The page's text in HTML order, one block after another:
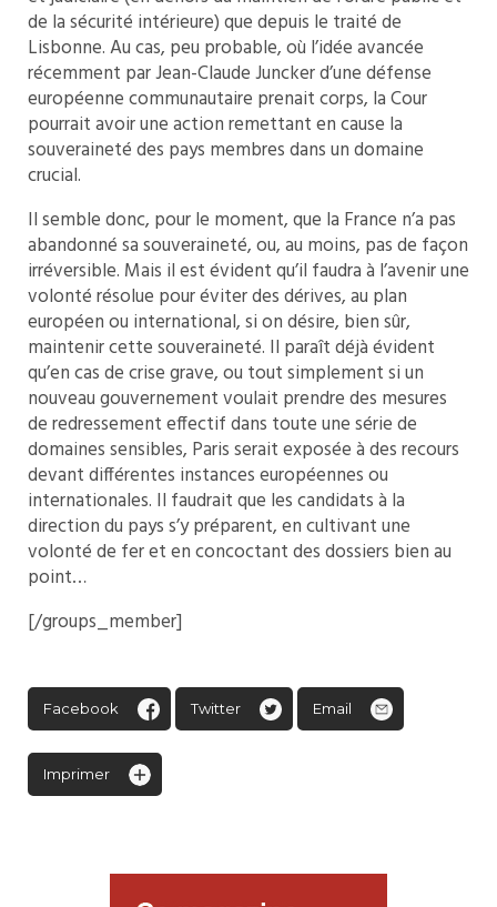
de la sécurité intérieure) que depuis le traité de
Lisbonne. Au cas, peu probable, où l’idée avancée
récemment par Jean-Claude Juncker d’une défense
européenne communautaire prenait corps, la Cour
pourrait avoir une action remettant en cause la
souveraineté des pays membres dans un domaine
crucial.
Il semble donc, pour le moment, que la France n’a pas
abandonné sa souveraineté, ou, au moins, pas de façon
irréversible. Mais il est évident qu’il faudra à l’avenir une
volonté résolue pour éviter des dérives, au plan
européen ou international, si on désire, bien sûr,
maintenir cette souveraineté. Il paraît déjà évident
qu’en cas de crise grave, ou tout simplement si un
nouveau gouvernement voulait prendre des mesures
de redressement effectif dans toute une série de
domaines sensibles, Paris serait exposée à des recours
devant différentes instances européennes ou
internationales. Il faudrait que les candidats à la
direction du pays s’y préparent, en cultivant une
volonté de fer et en concoctant des dossiers bien au
point…
[/groups_member]
Facebook Twitter Email
Imprimer